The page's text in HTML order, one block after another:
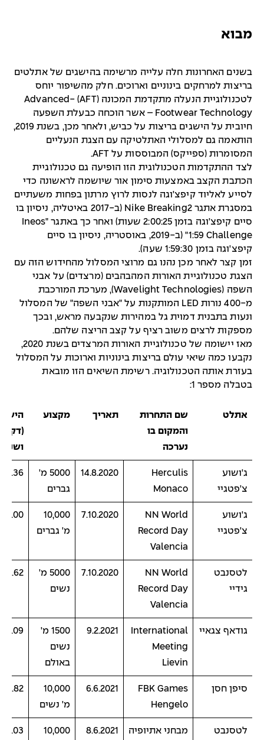
מבוא
בשנים האחרונות חלה עלייה מרשימה בהישגים של אתלטים
בריצות למרחקים בינוניים וארוכים. חלק מהשיפור יוחס
לטכנולוגיית הנעלה מתקדמת המכונה (AFT) -Advanced
Footwear Technology – אשר הוכחה כבעלת השפעה
חיובית על הישגים בריצות על כביש, ולאחר מכן, בשנת 2019,
הותאמה גם למסלולי האתלטיקה עם הצגת הנעליים
המסומרות (ספייקס) המבוססות על AFT.
לצד ההתקדמות הטכנולוגית הזו הופיעה גם טכנולוגיית
הכתבת הקצב באמצעות סימון אור שיושמה לראשונה כדי
לסייע לאליוד קיפצ'וגה לנסות לרוץ מרתון בפחות משעתיים
במסגרת אתגר Nike Breaking2 (ב-2017 באיטליה, ניסיון בו
סיים קיפצ'וגה בזמן 2:00:25 שעות) ואחר כך באתגר "Ineos
1:59 Challenge" (ב-2019, באוסטריה, ניסיון בו סיים
קיפצ'וגה בזמן 1:59:30 שעה).
זמן קצר לאחר מכן נהנו גם מרוצי המסלול מהחידוש הזה עם
הצגת טכנולוגיית האורות המהבהבים (מרצדים) על אבני
השפה (Wavelight Technologies), מערכת המורכבת
מ-400 נורות LED המותקנות על "אבני השפה" של המסלול
ונעות בתבנית דמוית גל במהירות שנקבעה מראש, ובכך
מספקות לרצים משוב רציף על קצב הריצה שלהם.
מאז יישומה של טכנולוגיית האורות המרצדים בשנת 2020,
נקבעו כמה שיאי עולם בריצות בינוניות וארוכות על המסלול
בעזרת אותה הטכנולוגיה. רשימת השיאים הזו מובאת
בטבלה מספר 1:
אתלט
שם התחרות
והמקום בו
נערכה
תאריך מקצוע
הישג
(דקות
ג'ושוע
צ'פטגיי
Herculis
Monaco
14.8.2020
5000 מ'
גברים
ג'ושוע
צ'פטגיי
NN World
Record Day
Valencia
7.10.2020
10,000
מ' גברים
לטסנבט
גידיי
NN World
Record Day
Valencia
7.10.2020
5000 מ'
נשים
גודאף צגאיי
International
Meeting
Lievin
9.2.2021
1500 מ'
נשים
באולם
סיפן חסן
FBK Games
Hengelo
6.6.2021
10,000
מ' נשים
לטסנבט
מבחני אתיופיה
8.6.2021
10,000